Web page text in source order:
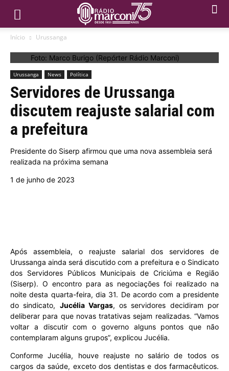
Início Urussanga
Foto: Marco Burigo (Repórter Rádio Marconi)
Urussanga News Política
Servidores de Urussanga
discutem reajuste salarial com
a prefeitura
Presidente do Siserp afirmou que uma nova assembleia será
realizada na próxima semana
1 de junho de 2023
Após assembleia, o reajuste salarial dos servidores de
Urussanga ainda será discutido com a prefeitura e o Sindicato
dos Servidores Públicos Municipais de Criciúma e Região
(Siserp). O encontro para as negociações foi realizado na
noite desta quarta-feira, dia 31. De acordo com a presidente
do sindicato, Jucélia Vargas, os servidores decidiram por
deliberar para que novas tratativas sejam realizadas. “Vamos
voltar a discutir com o governo alguns pontos que não
contemplaram alguns grupos”, explicou Jucélia.
Conforme Jucélia, houve reajuste no salário de todos os
cargos da saúde, exceto dos dentistas e dos farmacêuticos.